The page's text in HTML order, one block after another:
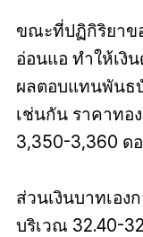
ขณะที่ปฏิกิริยาข
อ่อนแอ ทำให้เงิ
ผลตอบแทนพันธ
เช่นกัน ราคาทอ
3,350-3,360 ด
ส่วนเงินบาทเอ
บริเวณ 32.40-